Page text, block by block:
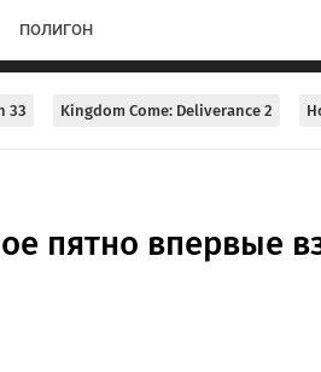
ПОЛИГОН
33 Kingdom Come: Deliverance 2
пятно впервые